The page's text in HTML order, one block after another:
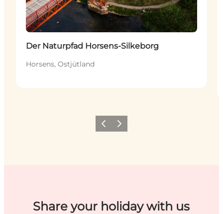
Der Naturpfad Horsens-Silkeborg
Horsens, Ostjütland
ZurückWeiter
Share your holiday with us